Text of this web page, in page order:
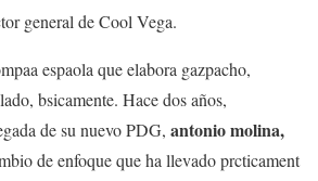
general de Cool Vega.
espaola que elabora gazpacho,
bsicamente. Hace dos años,
de su nuevo PDG, antonio molina,
de enfoque que ha llevado prcticament